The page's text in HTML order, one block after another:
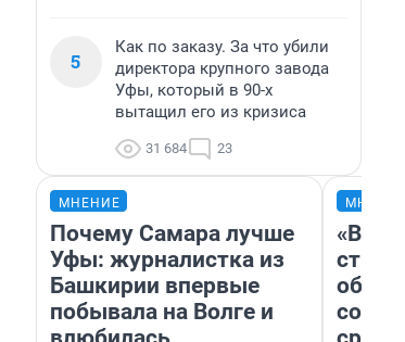
5
Как по заказу. За что убили
директора крупного завода
Уфы, который в 90-х
вытащил его из кризиса
31 684 23
МНЕНИЕ
Почему Самара лучше
Уфы: журналистка из
Башкирии впервые
побывала на Волге и
«В